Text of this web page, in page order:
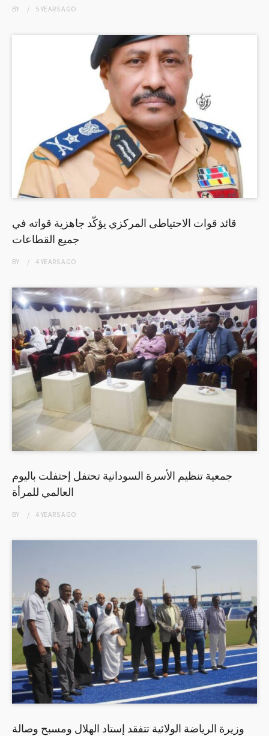
BY 5 YEARSAGO
قائد قوات الاحتياطى المركزي يؤكّد جاهزية قواته في
جميع القطاعات
BY 4 YEARSAGO
جمعية تنظيم الأسرة السودانية تحتفل إحتفلت باليوم
العالمي للمرأة
BY 4 YEARSAGO
وزيرة الرياضة الولائية تتفقد إستاد الهلال ومسبح وصالة